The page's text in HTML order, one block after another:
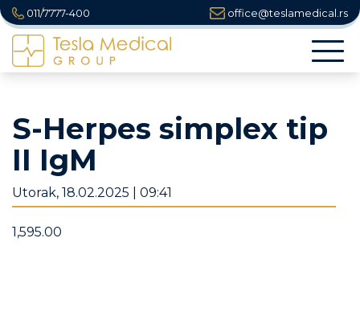
011/7777-400 office@teslamedical.rs
S-Herpes simplex tip
II IgM
Utorak, 18.02.2025 | 09:41
1,595.00